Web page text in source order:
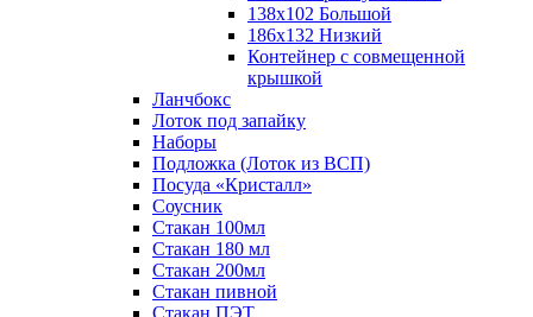
138х102 Большой
186х132 Низкий
Контейнер с совмещенной
крышкой
Ланчбокс
Лоток под запайку
Наборы
Подложка (Лоток из ВСП)
Посуда «Кристалл»
Соусник
Стакан 100мл
Стакан 180 мл
Стакан 200мл
Стакан пивной
Стакан ПЭТ